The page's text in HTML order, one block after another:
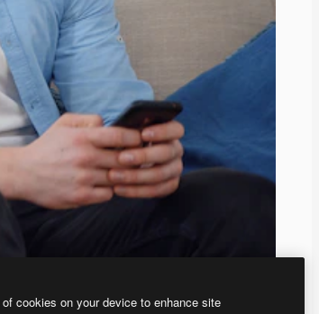
cookies on your device to enhance site